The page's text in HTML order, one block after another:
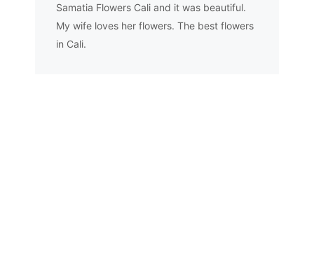
Samatia Flowers Cali and it was beautiful.
My wife loves her flowers. The best flowers
in Cali.